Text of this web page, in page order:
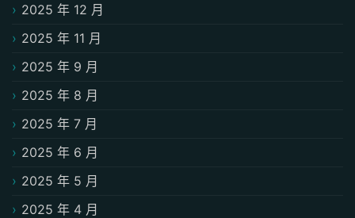
2025 年 12 月
2025 年 11 月
2025 年 9 月
2025 年 8 月
2025 年 7 月
2025 年 6 月
2025 年 5 月
2025 年 4 月